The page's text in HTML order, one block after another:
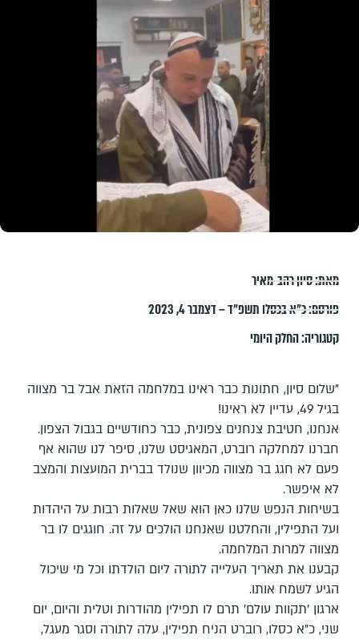
מאת:סיון רהב-מאיר
פורסם:כ״א בכסלו תשפ״ד – דצמבר 4, 2023
קטגוריה:החלק היומי
"שלום סיון, חתונות כבר ראינו במלחמה הזאת אבל בר מצווה
בגיל 49, עדיין לא ראינו!
אנחנו, חטיבת צנחנים צפונית, כבר כחודשיים בגבול הצפון.
חברנו למחלקה רוברט, המאגיסט שלנו, סיפר לנו שהוא אף
פעם לא חגג בר מצווה מכיוון שנולד בברית המועצות והמצב
לא איפשר.
בשיחות הנפש שלנו כאן הוא שאל שאלות רבות על היהדות
ועל התפילין, והחלטנו שאנחנו הולכים על זה. חוגגים לו בר
מצווה למרות המלחמה.
קבענו את תאריך העלייה לתורה ליום הולדתו וכל מי שיכול
הגיע לשמח אותו.
ארגון 'תקוות עולם' תרם לו תפילין מהודרות וטלית והיום, יום
שני, כ"א כסלו, רוברט הניח תפילין, עלה לתורה וסגר מעגל,